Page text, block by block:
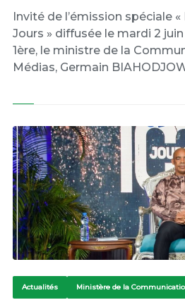
Invité de l’émission spéciale
Jours » diffusée le mardi 2
1ère, le ministre de la
Médias, Germain
Actualités Ministère de la